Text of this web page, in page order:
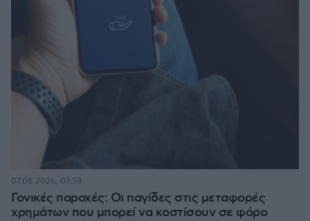
Γονικές παροχές: Οι παγίδες στις μεταφορές
χρημάτων που μπορεί να κοστίσουν σε φόρο
07.08.2026, 07:58